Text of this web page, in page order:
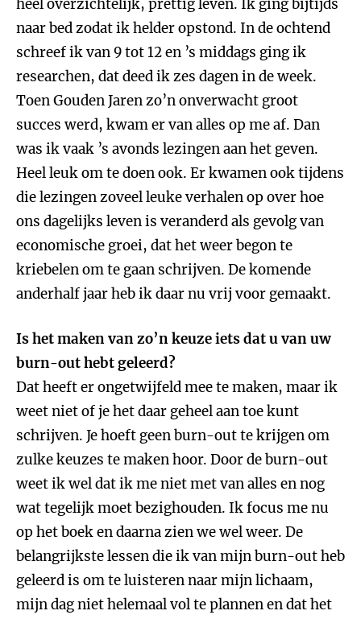
heel overzichtelijk, prettig leven. Ik ging bijtijds
naar bed zodat ik helder opstond. In de ochtend
schreef ik van 9 tot 12 en ’s middags ging ik
researchen, dat deed ik zes dagen in de week.
Toen Gouden Jaren zo’n onverwacht groot
succes werd, kwam er van alles op me af. Dan
was ik vaak ’s avonds lezingen aan het geven.
Heel leuk om te doen ook. Er kwamen ook tijdens
die lezingen zoveel leuke verhalen op over hoe
ons dagelijks leven is veranderd als gevolg van
economische groei, dat het weer begon te
kriebelen om te gaan schrijven. De komende
anderhalf jaar heb ik daar nu vrij voor gemaakt.
Is het maken van zo’n keuze iets dat u van uw
burn-out hebt geleerd?
Dat heeft er ongetwijfeld mee te maken, maar ik
weet niet of je het daar geheel aan toe kunt
schrijven. Je hoeft geen burn-out te krijgen om
zulke keuzes te maken hoor. Door de burn-out
weet ik wel dat ik me niet met van alles en nog
wat tegelijk moet bezighouden. Ik focus me nu
op het boek en daarna zien we wel weer. De
belangrijkste lessen die ik van mijn burn-out heb
geleerd is om te luisteren naar mijn lichaam,
mijn dag niet helemaal vol te plannen en dat het